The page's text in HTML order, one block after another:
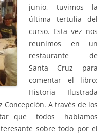
junio, tuvimos la
última tertulia del
curso. Esta vez nos
reunimos en un
restaurante de
Santa Cruz para
comentar el libro:
Historia Ilustrada
A través de los
que todos habíamos
sobre todo por el